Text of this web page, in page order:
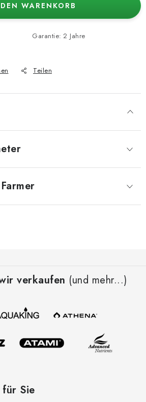
WARENKORB
Garantie: 2 Jahre
Teilen
verkaufen (und mehr...)
Sie